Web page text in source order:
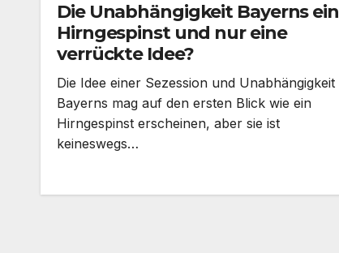
Die Unabhängigkeit Bayerns ein
Hirngespinst und nur eine
verrückte Idee?
Die Idee einer Sezession und Unabhängigkeit
Bayerns mag auf den ersten Blick wie ein
Hirngespinst erscheinen, aber sie ist
keineswegs…